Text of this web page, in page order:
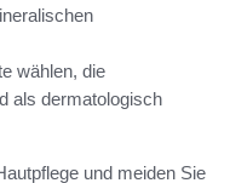
wählen, die
als dermatologisch
und meiden Sie